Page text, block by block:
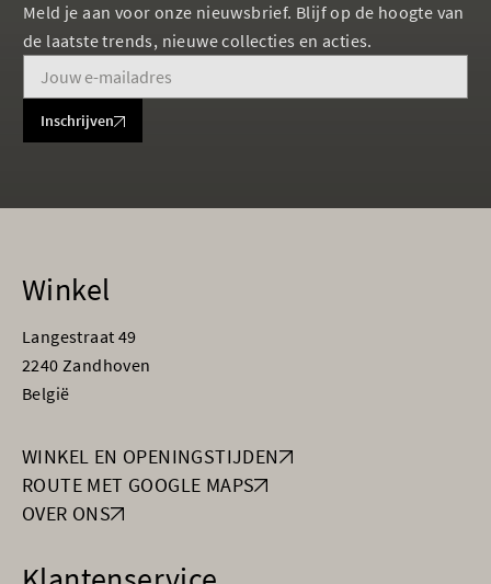
Meld je aan voor onze nieuwsbrief. Blijf op de hoogte van
de laatste trends, nieuwe collecties en acties.
Inschrijven
Winkel
Langestraat 49
2240 Zandhoven
België
WINKEL EN OPENINGSTIJDEN
ROUTE MET GOOGLE MAPS
OVER ONS